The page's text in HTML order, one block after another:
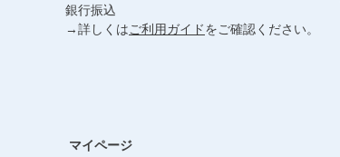
銀行振込
→詳しくはご利用ガイドをご確認ください。
マイページ